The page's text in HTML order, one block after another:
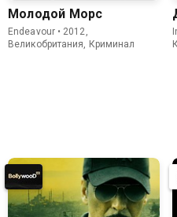
Молодой Морс
Endeavour • 2012,
Великобритания, Криминал